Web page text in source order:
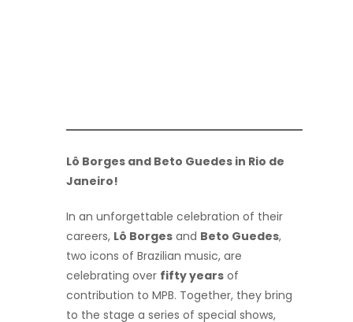
Lô Borges and Beto Guedes in Rio de
Janeiro!
In an unforgettable celebration of their
careers, Lô Borges and Beto Guedes,
two icons of Brazilian music, are
celebrating over fifty years of
contribution to MPB. Together, they bring
to the stage a series of special shows,